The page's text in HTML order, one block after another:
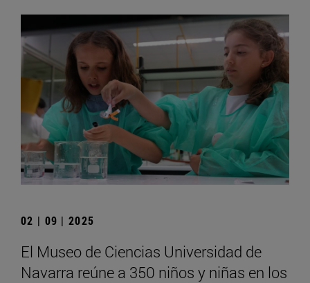
02 | 09 | 2025
El Museo de Ciencias Universidad de
Navarra reúne a 350 niños y niñas en los